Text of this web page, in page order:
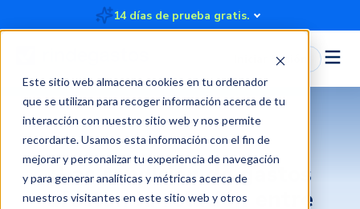
Este sitio web almacena cookies en tu ordenador
que se utilizan para recoger información acerca de tu
interacción con nuestro sitio web y nos permite
recordarte. Usamos esta información con el fin de
mejorar y personalizar tu experiencia de navegación
y para generar analíticas y métricas acerca de
nuestros visitantes en este sitio web y otros
14 días de prueba gratis.
Iniciar Sesión
¿Las rendición de gastos
afectan la relación entre